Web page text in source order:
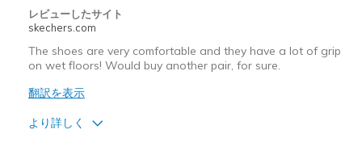
レビューしたサイト
skechers.com
The shoes are very comfortable and they have a lot of grip
on wet floors! Would buy another pair, for sure.
翻訳を表示
より詳しく